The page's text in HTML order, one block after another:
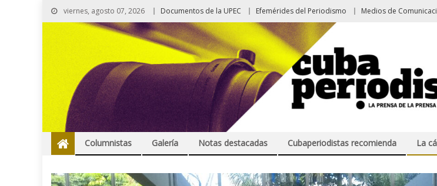
viernes, agosto 07, 2026 Documentos de la UPEC Efemérides del Periodismo Medios de
Columnistas Galería Notas destacadas Cubaperiodistas recomienda La